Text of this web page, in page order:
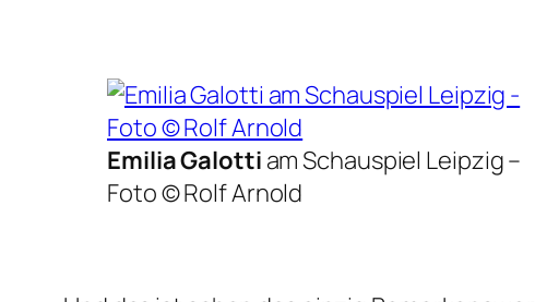
Emilia Galotti am Schauspiel Leipzig –
Foto © Rolf Arnold